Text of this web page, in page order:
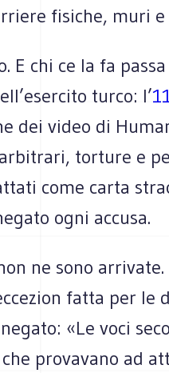
fisiche, muri
E chi ce la fa
turco: l’
dei video di
torture e
come carta
ogni accusa.
ne sono
fatta per le
«Le voci
provavano ad